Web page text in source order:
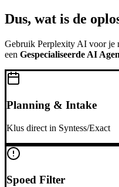
Dus, wat is de
Gebruik Perplexity AI voor je
een Gespecialiseerde AI
Planning & Intake
Klus direct in Syntess/Exact
Spoed Filter